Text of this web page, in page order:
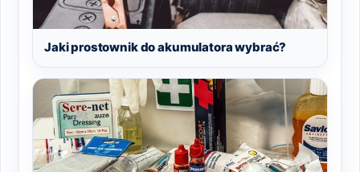
Jaki prostownik do akumulatora wybrać?